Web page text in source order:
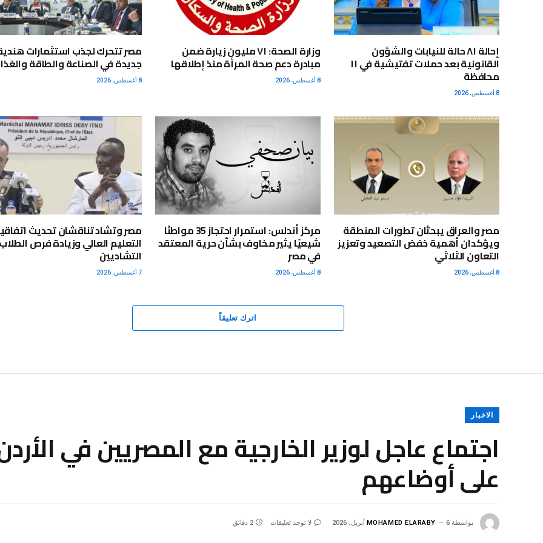
إحالة ٨١ حالة للنيابات والشؤون
القانونية بعد حملات تفتيشية في ١١
محافظة
8 أغسطس، 2026
وزارة الصحة: ٧١ مليون زيارة ضمن
مبادرة دعم صحة المرأة منذ إطلاقها
8 أغسطس، 2026
مصر تتحرك لجذب استثمارات
جديدة في الصناعة والطاقة
8 أغسطس، 2026
مصر والعراق يبحثان تطورات المنطقة
ويؤكدان أهمية خفض التصعيد وتعزيز
التعاون الثلاثي
8 أغسطس، 2026
مركز أندلس: استمرار احتجاز 35 مواطنًا
شيعيًا يثير مخاوف بشأن حرية المعتقد
في مصر
8 أغسطس، 2026
مصر وتشاد تناقشان تحديث
التعليم العالي وزيادة فرص
التشاديين
7 أغسطس، 2026
اترك تعليقاً
الاخبار
اجتماع عاجل لوزير الخارجية مع المصريين في
على أوضاعهم
بواسطة MOHAMED ELARABY 6 أبريل، 2026 لا توجد تعليقات 2 دقائق